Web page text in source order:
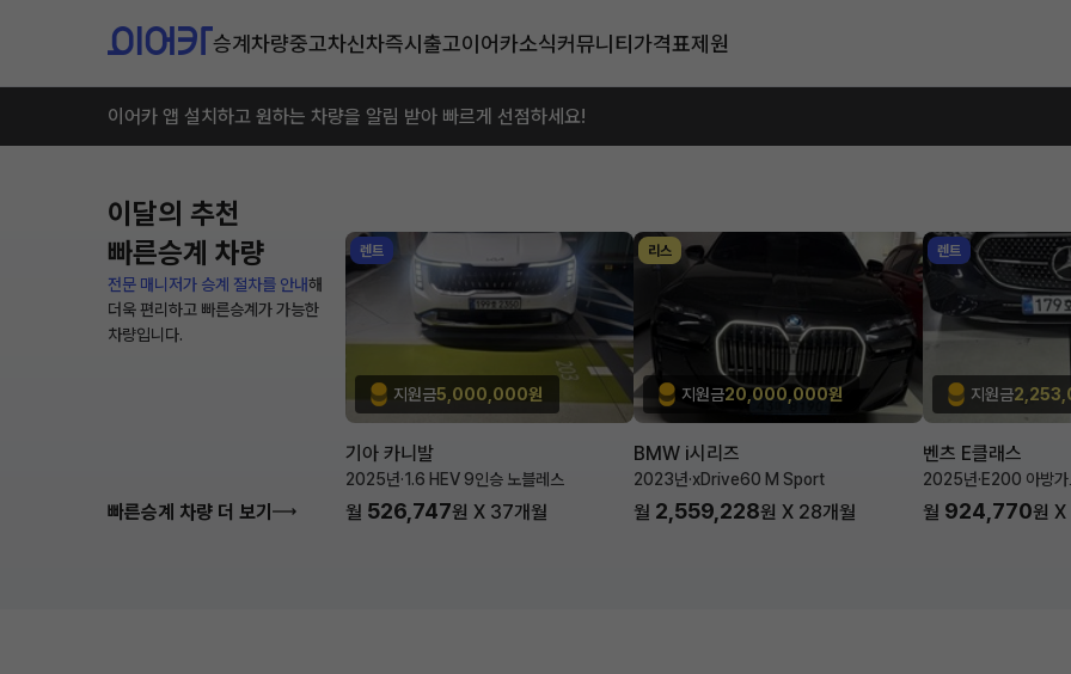
승계차량중고차신차즉시출고이어카소식커뮤니티가격표제원
이어카 앱 설치하고 원하는 차량을 알림 받아 빠르게 선점하세요!
이달의 추천
빠른승계 차량
전문 매니저가 승계 절차를 안내해
더욱 편리하고 빠른승계가 가능한
차량입니다.
빠른승계 차량 더 보기
렌트
지원금5,000,000원
기아 카니발
2025년·1.6 HEV 9인승 노블레스
월 526,747원 X 37개월
리스
지원금20,000,000원
BMW i시리즈
2023년·xDrive60 M Sport
월 2,559,228원 X 28개월
렌트
지원금
벤츠 E클래스
2025년·E200 아방가
월 924,770원 X